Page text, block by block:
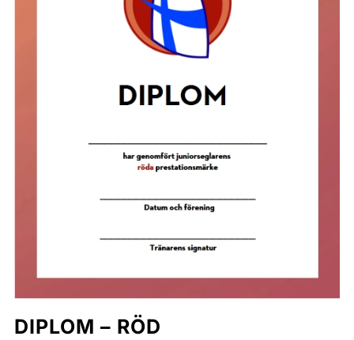
DIPLOM – RÖD